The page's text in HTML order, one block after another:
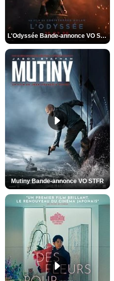
L'Odyssée Bande-annonce VO STFR
Mutiny Bande-annonce VO STFR